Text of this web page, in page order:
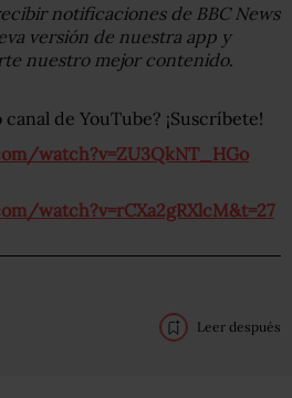
notificaciones de BBC News
versión de nuestra app y
nuestro mejor contenido.
de YouTube? ¡Suscríbete!
watch?v=ZU3QkNT_HGo
watch?v=rCXa2gRXlcM&t=27
Leer después